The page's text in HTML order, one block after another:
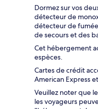
Dormez sur vos
détecteur de
détecteur de
de secours et des
Cet hébergement
espèces.
Cartes de crédit
American Express
Veuillez noter que
les voyageurs